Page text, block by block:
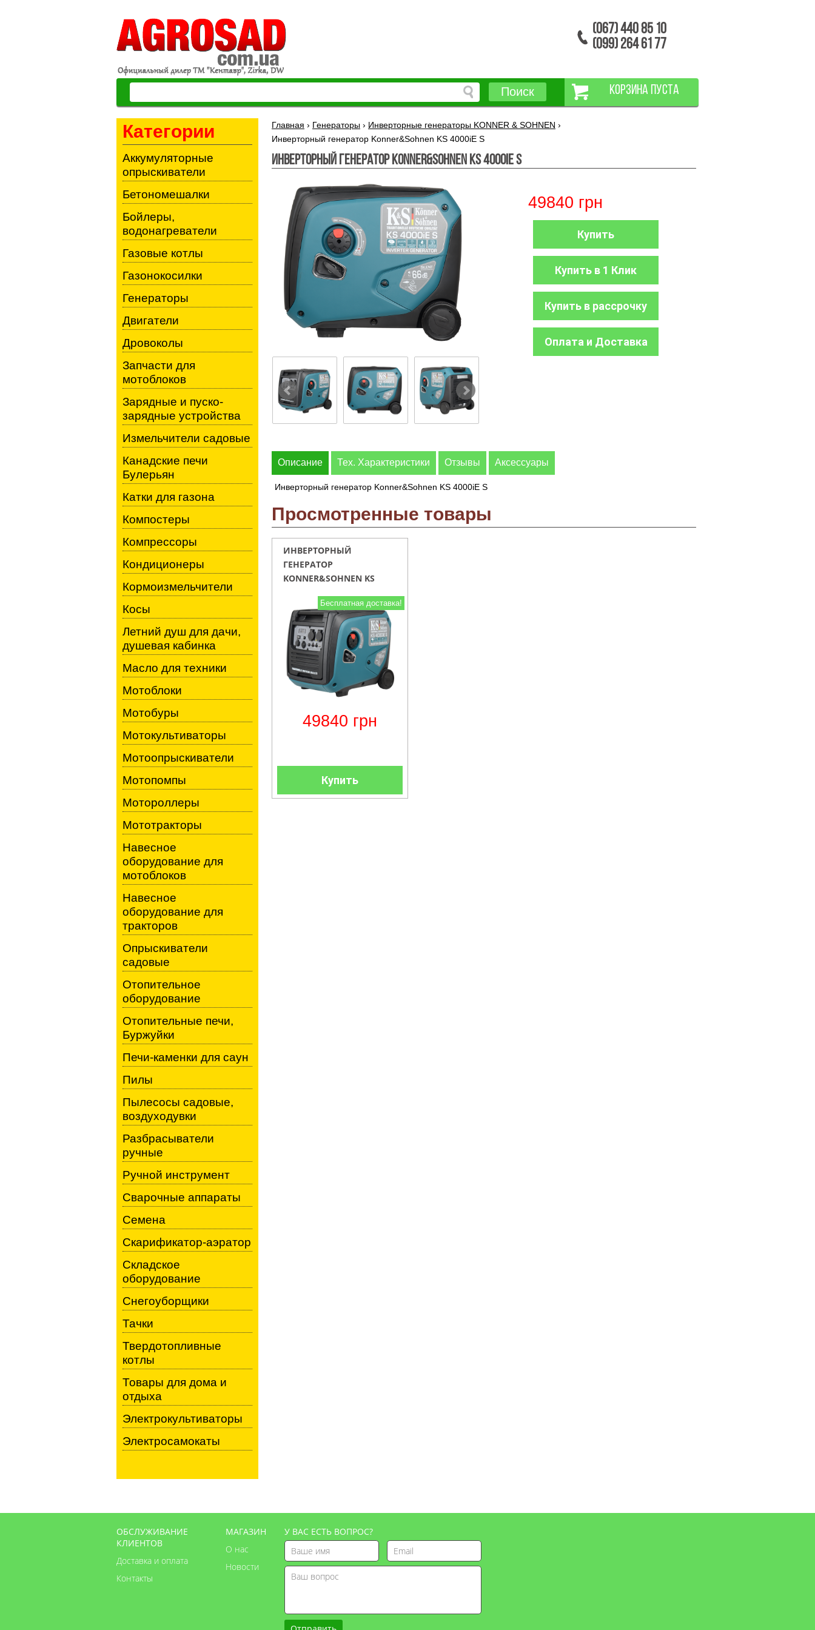
(067) 440 85 10
(099) 264 61 77
Поиск КОРЗИНА ПУСТА
Главная › Генераторы › Инверторные генераторы KONNER & SOHNEN ›
Инверторный генератор Konner&Sohnen KS 4000iE S
Инверторный генератор Konner&Sohnen KS 4000iE S
49840 грн
Купить
Купить в 1 Клик
Купить в рассрочку
Оплата и Доставка
Описание Тех. Характеристики Отзывы Аксессуары
Инверторный генератор Konner&Sohnen KS 4000iE S
Просмотренные товары
ИНВЕРТОРНЫЙ
ГЕНЕРАТОР
KONNER&SOHNEN KS
Бесплатная доставка!
49840 грн
Купить
Категории
Аккумуляторные
опрыскиватели
Бетономешалки
Бойлеры,
водонагреватели
Газовые котлы
Газонокосилки
Генераторы
Двигатели
Дровоколы
Запчасти для
мотоблоков
Зарядные и пуско-
зарядные устройства
Измельчители садовые
Канадские печи
Булерьян
Катки для газона
Компостеры
Компрессоры
Кондиционеры
Кормоизмельчители
Косы
Летний душ для дачи,
душевая кабинка
Масло для техники
Мотоблоки
Мотобуры
Мотокультиваторы
Мотоопрыскиватели
Мотопомпы
Мотороллеры
Мототракторы
Навесное
оборудование для
мотоблоков
Навесное
оборудование для
тракторов
Опрыскиватели
садовые
Отопительное
оборудование
Отопительные печи,
Буржуйки
Печи-каменки для саун
Пилы
Пылесосы садовые,
воздуходувки
Разбрасыватели
ручные
Ручной инструмент
Сварочные аппараты
Семена
Скарификатор-аэратор
Складское
оборудование
Снегоуборщики
Тачки
Твердотопливные
котлы
Товары для дома и
отдыха
Электрокультиваторы
Электросамокаты
ОБСЛУЖИВАНИЕ
КЛИЕНТОВ
Доставка и оплата
Контакты
МАГАЗИН
О нас
Новости
У ВАС ЕСТЬ ВОПРОС?